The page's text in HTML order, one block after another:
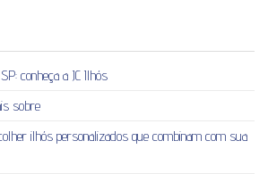
conheça a JC Ilhós
sobre
ilhós personalizados que combinam com sua